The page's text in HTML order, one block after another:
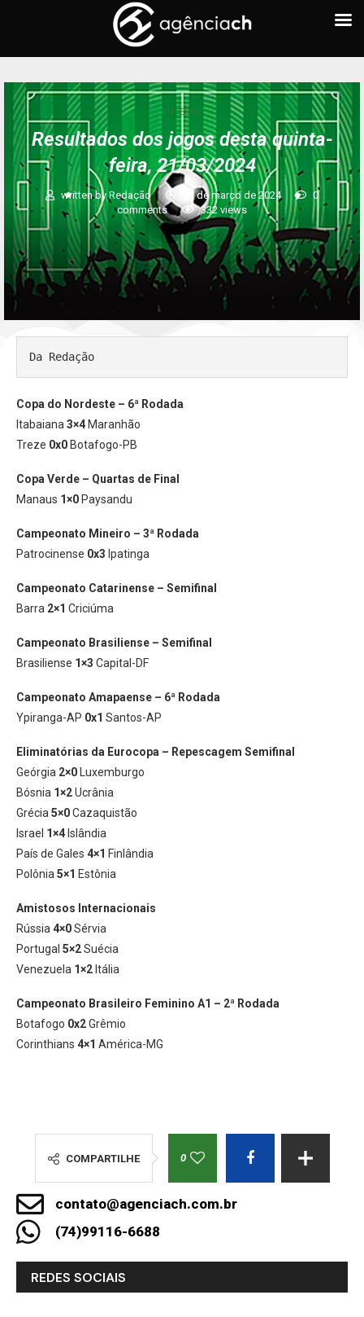
FUTEBOL
Resultados dos jogos desta quinta-
feira, 21/03/2024
written byRedação 21 de março de 2024
0
comments
332 views
Da Redação
Copa do Nordeste – 6ª Rodada
Itabaiana 3×4 Maranhão
Treze 0x0 Botafogo-PB
Copa Verde – Quartas de Final
Manaus 1×0 Paysandu
Campeonato Mineiro – 3ª Rodada
Patrocinense 0x3 Ipatinga
Campeonato Catarinense – Semifinal
Barra 2×1 Criciúma
Campeonato Brasiliense – Semifinal
Brasiliense 1×3 Capital-DF
Campeonato Amapaense – 6ª Rodada
Ypiranga-AP 0x1 Santos-AP
Eliminatórias da Eurocopa – Repescagem Semifinal
Geórgia 2×0 Luxemburgo
Bósnia 1×2Ucrânia
Grécia 5×0Cazaquistão
Israel 1×4 Islândia
País de Gales 4×1 Finlândia
Polônia 5×1 Estônia
Amistosos Internacionais
Rússia 4×0Sérvia
Portugal 5×2Suécia
Venezuela 1×2 Itália
Campeonato Brasileiro Feminino A1 – 2ª Rodada
Botafogo 0x2Grêmio
Corinthians 4×1 América-MG
COMPARTILHE 0
contato@agenciach.com.br
(74)99116-6688
REDES SOCIAIS